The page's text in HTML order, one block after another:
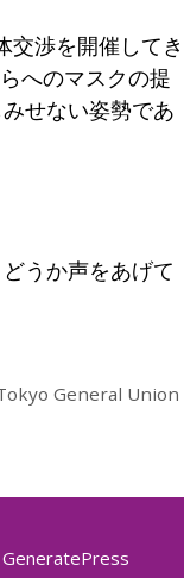
交渉を開催してき
へのマスクの提
せない姿勢であ
うか声をあげて
General Union
GeneratePress